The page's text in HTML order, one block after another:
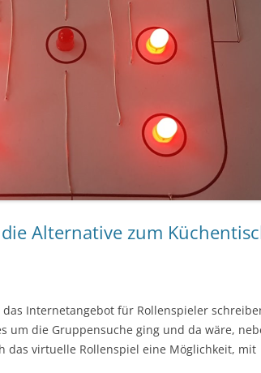
Alternative zum
Internetangebot für Rollenspieler
um die Gruppensuche ging und da wäre,
das virtuelle Rollenspiel eine Möglichkeit, mit